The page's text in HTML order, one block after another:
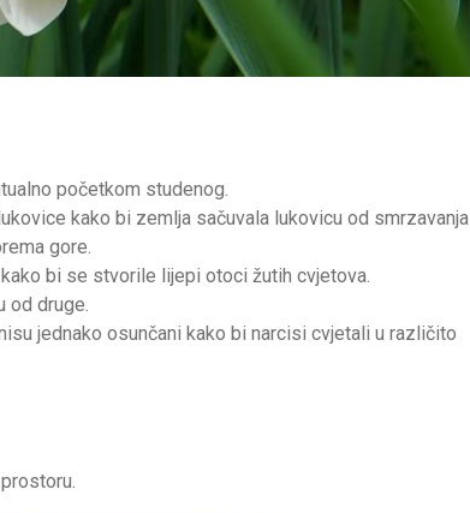
početkom studenog.
kako bi zemlja sačuvala lukovicu od smrzavanja
gore.
bi se stvorile lijepi otoci žutih cvjetova.
od druge.
jednako osunčani kako bi narcisi cvjetali u različito